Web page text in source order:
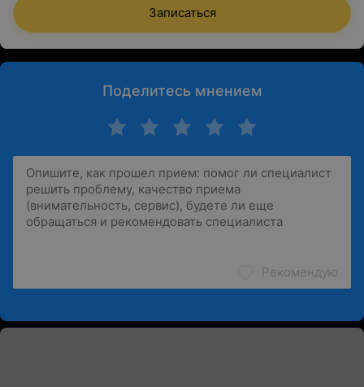
Записаться
Поделитесь мнением
Рекомендую